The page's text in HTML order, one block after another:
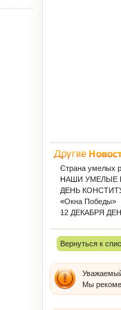
Страна умелых
НАШИ УМЕЛЫЕ
ДЕНЬ
«Окна Победы»
12 ДЕКАБРЯ
Вернуться к
Мы